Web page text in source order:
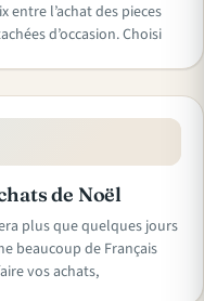
entre l’achat des pieces
d’occasion. Choisi
de Noël
plus que quelques jours
beaucoup de Français
vos achats,